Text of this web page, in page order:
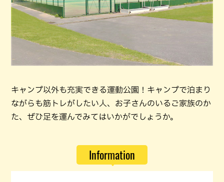
キャンプ以外も充実できる運動公園！キャンプで泊まり
ながらも筋トレがしたい人、お子さんのいるご家族のか
た、ぜひ足を運んでみてはいかがでしょうか。
Information